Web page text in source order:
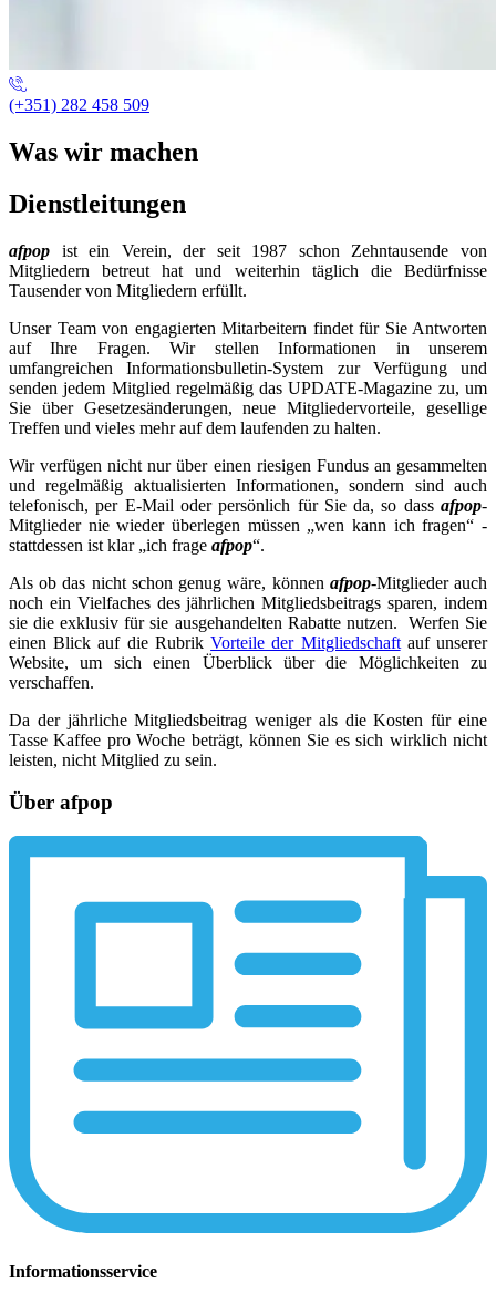
(+351) 282 458 509
Was wir machen
Dienstleitungen
afpop ist ein Verein, der seit 1987 schon Zehntausende von
Mitgliedern betreut hat und weiterhin täglich die Bedürfnisse
Tausender von Mitgliedern erfüllt.
Unser Team von engagierten Mitarbeitern findet für Sie Antworten
auf Ihre Fragen. Wir stellen Informationen in unserem
umfangreichen Informationsbulletin-System zur Verfügung und
senden jedem Mitglied regelmäßig das UPDATE-Magazine zu, um
Sie über Gesetzesänderungen, neue Mitgliedervorteile, gesellige
Treffen und vieles mehr auf dem laufenden zu halten.
Wir verfügen nicht nur über einen riesigen Fundus an gesammelten
und regelmäßig aktualisierten Informationen, sondern sind auch
telefonisch, per E-Mail oder persönlich für Sie da, so dass afpop-
Mitglieder nie wieder überlegen müssen „wen kann ich fragen“ -
stattdessen ist klar „ich frage afpop“.
Als ob das nicht schon genug wäre, können afpop-Mitglieder auch
noch ein Vielfaches des jährlichen Mitgliedsbeitrags sparen, indem
sie die exklusiv für sie ausgehandelten Rabatte nutzen. Werfen Sie
einen Blick auf die RubrikVorteile der Mitgliedschaftauf unserer
Website, um sich einen Überblick über die Möglichkeiten zu
verschaffen.
Da der jährliche Mitgliedsbeitrag weniger als die Kosten für eine
Tasse Kaffee pro Woche beträgt, können Sie es sich wirklich nicht
leisten, nicht Mitglied zu sein.
Über afpop
Informationsservice